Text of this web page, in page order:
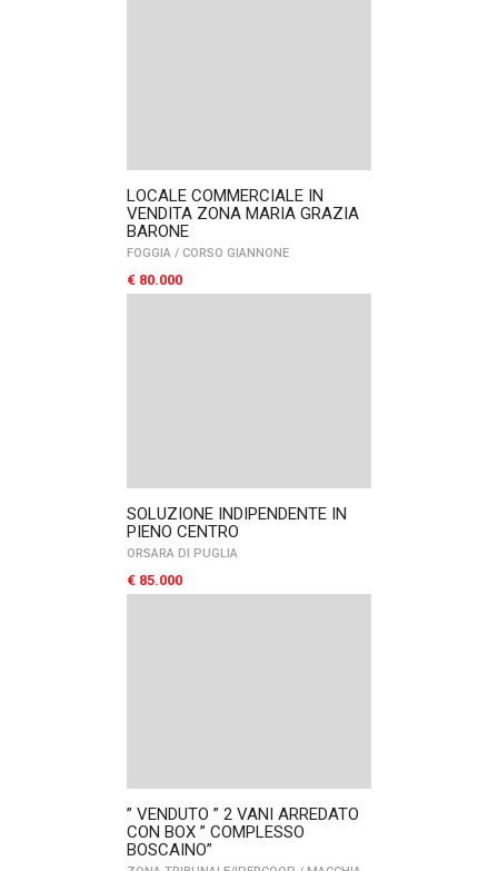
LOCALE COMMERCIALE IN
VENDITA ZONA MARIA GRAZIA
BARONE
FOGGIA / CORSO GIANNONE
€ 80.000
SOLUZIONE INDIPENDENTE IN
PIENO CENTRO
ORSARA DI PUGLIA
€ 85.000
” VENDUTO ” 2 VANI ARREDATO
CON BOX ” COMPLESSO
BOSCAINO”